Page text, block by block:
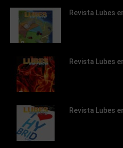
Revista Lubes
Revista Lubes
Revista Lubes